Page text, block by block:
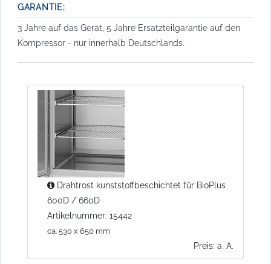
GARANTIE:
3 Jahre auf das Gerät, 5 Jahre Ersatzteilgarantie auf den
Kompressor - nur innerhalb Deutschlands.
Drahtrost kunststoffbeschichtet für BioPlus
600D / 660D
Artikelnummer: 15442
ca. 530 x 650 mm
Preis: a. A.